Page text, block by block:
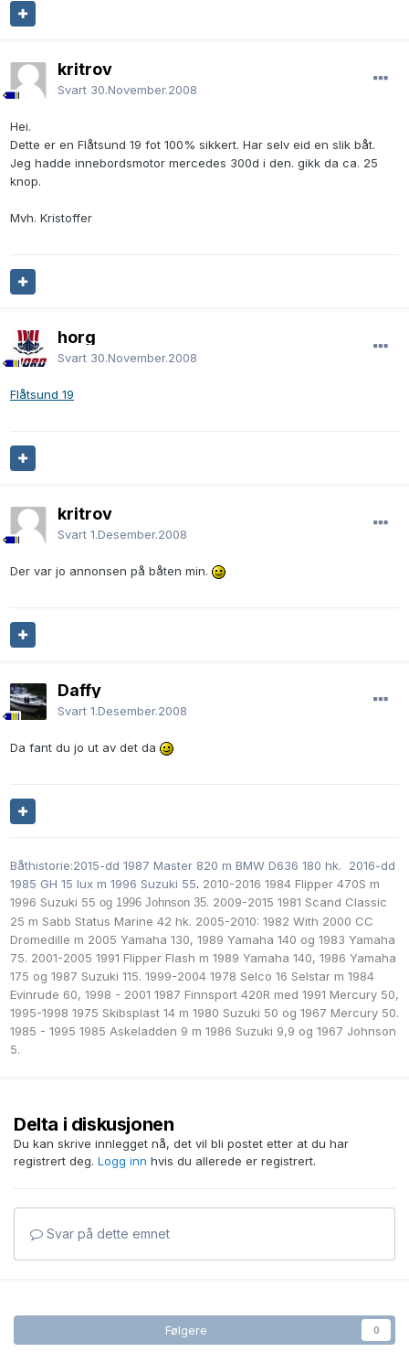
kritrov
Svart 30.November.2008
Hei.
Dette er en Flåtsund 19 fot 100% sikkert. Har selv eid en slik båt.
Jeg hadde innebordsmotor mercedes 300d i den. gikk da ca. 25
knop.
Mvh. Kristoffer
horg
Svart 30.November.2008
Flåtsund 19
kritrov
Svart 1.Desember.2008
Der var jo annonsen på båten min.
Daffy
Svart 1.Desember.2008
Da fant du jo ut av det da
Båthistorie:2015-dd 1987 Master 820 m BMW D636 180 hk. 2016-dd
1985 GH 15 lux m 1996 Suzuki 55. 2010-2016 1984 Flipper 470S m
1996 Suzuki 55 og 1996 Johnson 35. 2009-2015 1981 Scand Classic
25 m Sabb Status Marine 42 hk. 2005-2010: 1982 With 2000 CC
Dromedille m 2005 Yamaha 130, 1989 Yamaha 140 og 1983 Yamaha
75. 2001-2005 1991 Flipper Flash m 1989 Yamaha 140, 1986 Yamaha
175 og 1987 Suzuki 115. 1999-2004 1978 Selco 16 Selstar m 1984
Evinrude 60, 1998 - 2001 1987 Finnsport 420R med 1991 Mercury 50,
1995-1998 1975 Skibsplast 14 m 1980 Suzuki 50 og 1967 Mercury 50.
1985 - 1995 1985 Askeladden 9 m 1986 Suzuki 9,9 og 1967 Johnson
5.
Delta i diskusjonen
Du kan skrive innlegget nå, det vil bli postet etter at du har
registrert deg. Logg inn hvis du allerede er registrert.
Svar på dette emnet
Følgere 0